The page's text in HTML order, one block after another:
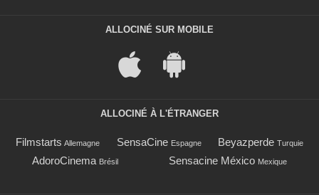
ALLOCINÉ SUR MOBILE
ALLOCINÉ À L'ÉTRANGER
Filmstarts Allemagne SensaCine Espagne Beyazperde Turquie
AdoroCinema Brésil Sensacine México Mexique